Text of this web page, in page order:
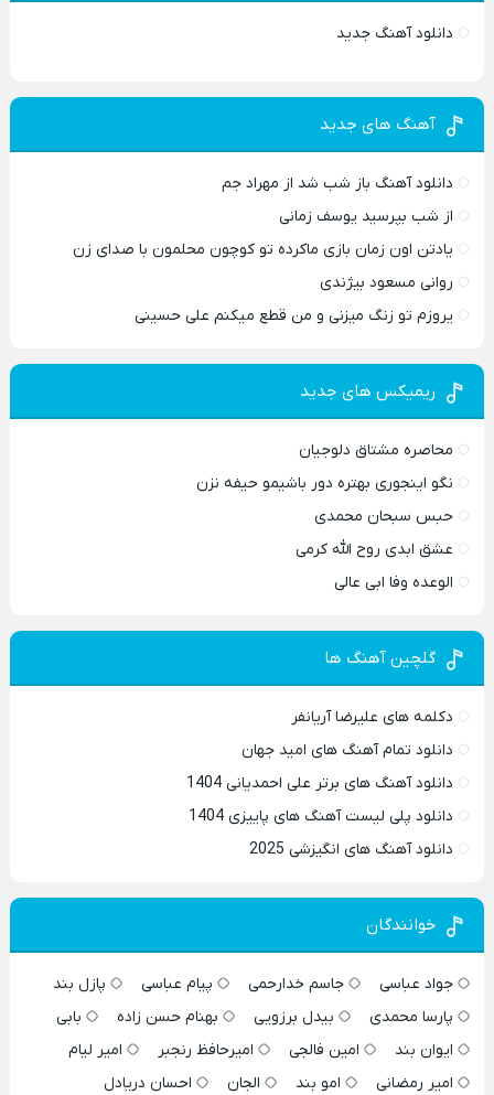
دانلود آهنگ جدید
آهنگ های جدید
دانلود آهنگ باز شب شد از مهراد جم
از شب بپرسید یوسف زمانی
یادتن اون زمان بازی ماکرده تو کوچون محلمون با صدای زن
روانی مسعود بیژندی
یروزم تو زنگ میزنی و من قطع میکنم علی حسینی
ریمیکس های جدید
محاصره مشتاق دلوجیان
نگو اینجوری بهتره دور باشیمو حیفه نزن
حبس سبحان محمدی
عشق ابدی روح الله کرمی
الوعده وفا ابی عالی
گلچین آهنگ ها
دکلمه های علیرضا آریانفر
دانلود تمام آهنگ های امید جهان
دانلود آهنگ های برتر علی احمدیانی 1404
دانلود پلی لیست آهنگ های پاییزی 1404
دانلود آهنگ های انگیزشی 2025
خوانندگان
جواد عباسی جاسم خدارحمی پیام عباسی
پازل بند
پارسا محمدی
بیدل برزویی بهنام حسن زاده
بابی
ایوان بند
امین فالجی امیرحافظ رنجبر
امیر لیام
امیر رمضانی
امو بند الجان
احسان دریادل